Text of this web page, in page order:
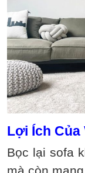
Lợi Ích Của
Bọc lại sofa